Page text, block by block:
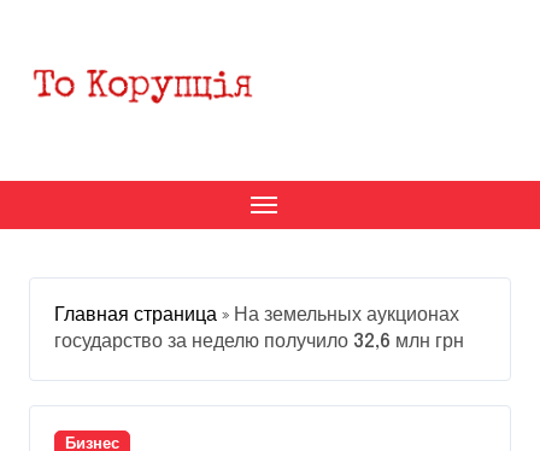
содержанию
Главная страница » На земельных аукционах
государство за неделю получило 32,6 млн грн
Бизнес